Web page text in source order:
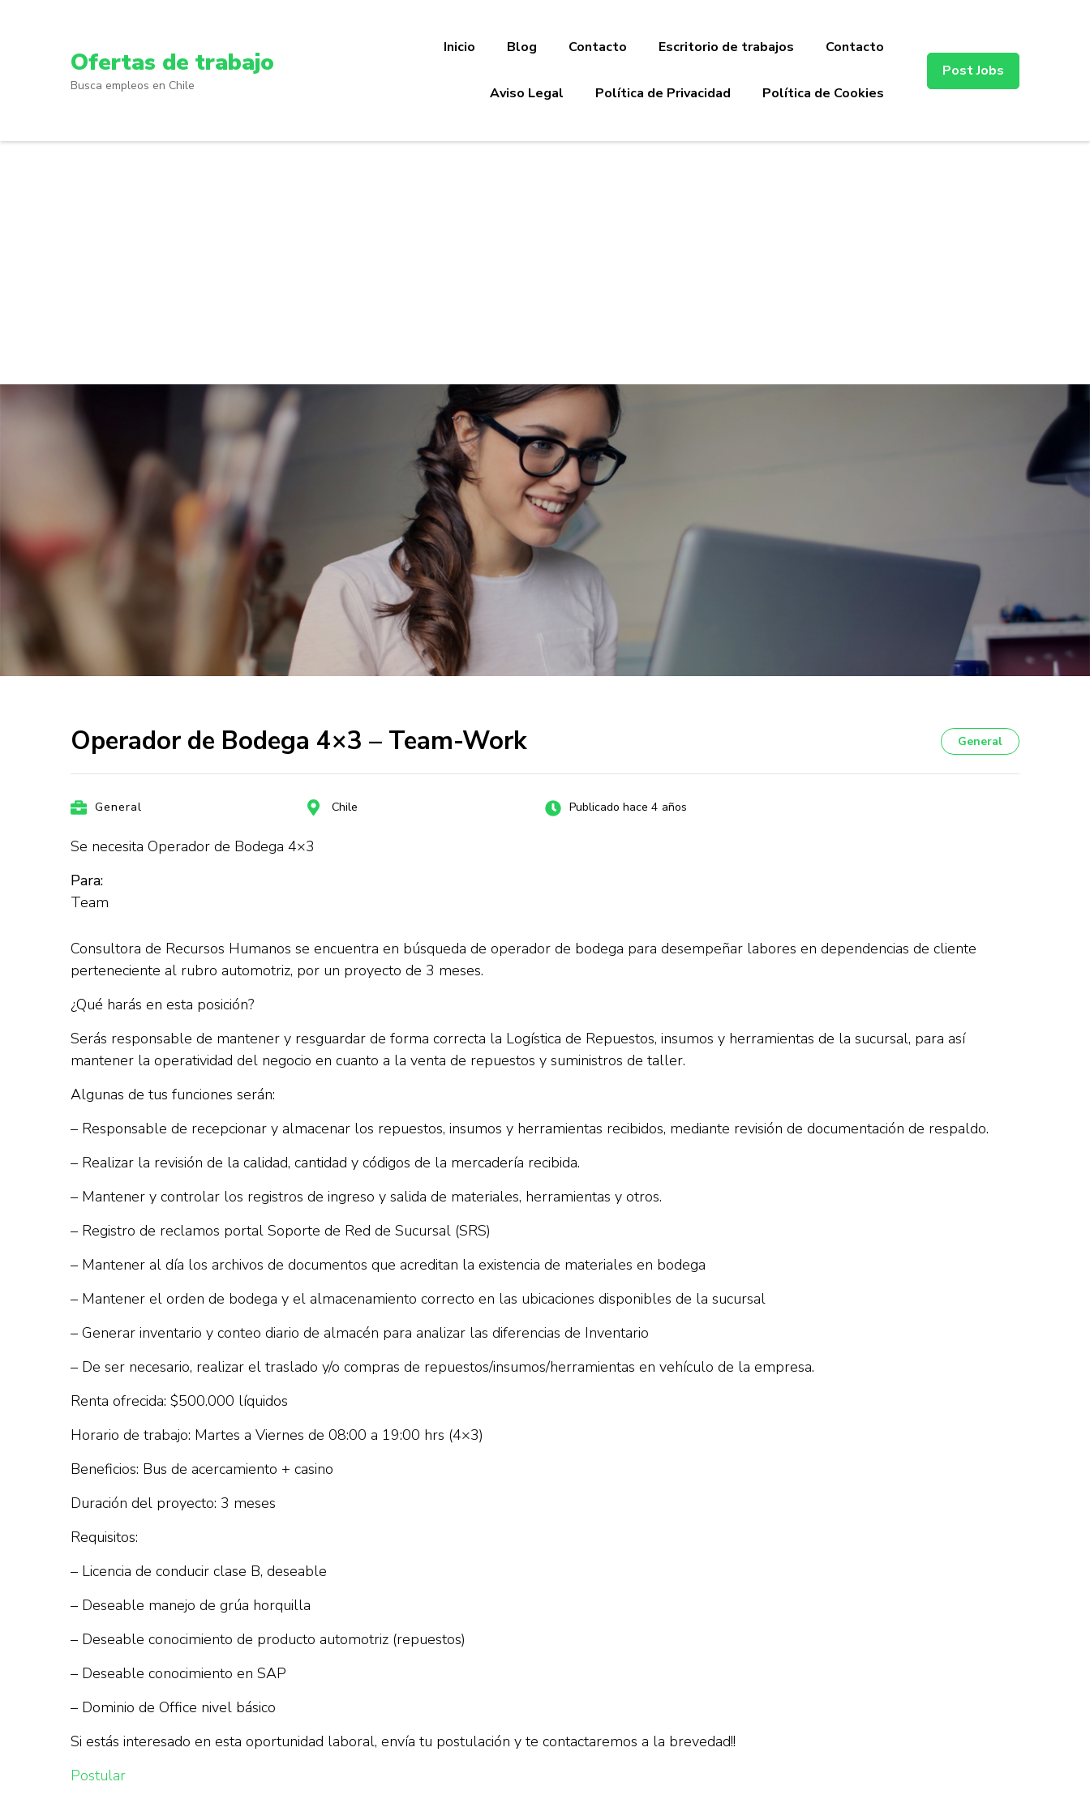
Ofertas de trabajo
Busca empleos en Chile
Inicio Blog Contacto Escritorio de trabajos Contacto
Aviso Legal Política de Privacidad Política de Cookies
Post Jobs
Operador de Bodega 4×3 – Team-Work General
General Chile Publicado hace 4 años
Se necesita Operador de Bodega 4×3
Para:
Team
Consultora de Recursos Humanos se encuentra en búsqueda de operador de bodega para desempeñar labores en dependencias de cliente
perteneciente al rubro automotriz, por un proyecto de 3 meses.
¿Qué harás en esta posición?
Serás responsable de mantener y resguardar de forma correcta la Logística de Repuestos, insumos y herramientas de la sucursal, para así
mantener la operatividad del negocio en cuanto a la venta de repuestos y suministros de taller.
Algunas de tus funciones serán:
– Responsable de recepcionar y almacenar los repuestos, insumos y herramientas recibidos, mediante revisión de documentación de respaldo.
– Realizar la revisión de la calidad, cantidad y códigos de la mercadería recibida.
– Mantener y controlar los registros de ingreso y salida de materiales, herramientas y otros.
– Registro de reclamos portal Soporte de Red de Sucursal (SRS)
– Mantener al día los archivos de documentos que acreditan la existencia de materiales en bodega
– Mantener el orden de bodega y el almacenamiento correcto en las ubicaciones disponibles de la sucursal
– Generar inventario y conteo diario de almacén para analizar las diferencias de Inventario
– De ser necesario, realizar el traslado y/o compras de repuestos/insumos/herramientas en vehículo de la empresa.
Renta ofrecida: $500.000 líquidos
Horario de trabajo: Martes a Viernes de 08:00 a 19:00 hrs (4×3)
Beneficios: Bus de acercamiento + casino
Duración del proyecto: 3 meses
Requisitos:
– Licencia de conducir clase B, deseable
– Deseable manejo de grúa horquilla
– Deseable conocimiento de producto automotriz (repuestos)
– Deseable conocimiento en SAP
– Dominio de Office nivel básico
Si estás interesado en esta oportunidad laboral, envía tu postulación y te contactaremos a la brevedad!!
Postular